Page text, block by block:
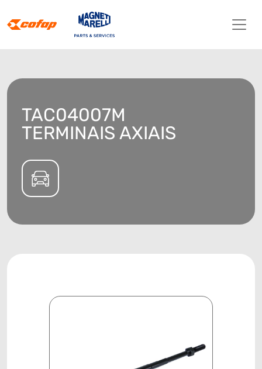
TAC04007M
TERMINAIS AXIAIS